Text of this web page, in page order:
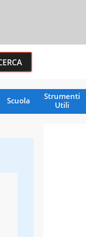
Scuola
Strumenti
Utili